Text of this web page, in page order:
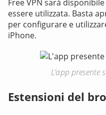
Free VPN sarà
essere utilizzata. Basta
per configurare e
iPhone.
L’app presente
Estensioni del